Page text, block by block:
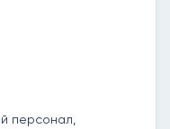
персонал,